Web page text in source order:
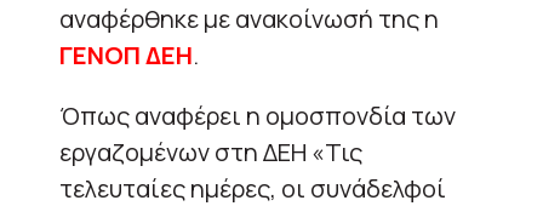
αναφέρθηκε με ανακοίνωσή της η
ΓΕΝΟΠ ΔΕΗ.
Όπως αναφέρει η ομοσπονδία των
εργαζομένων στη ΔΕΗ «Τις
τελευταίες ημέρες, οι συνάδελφοί